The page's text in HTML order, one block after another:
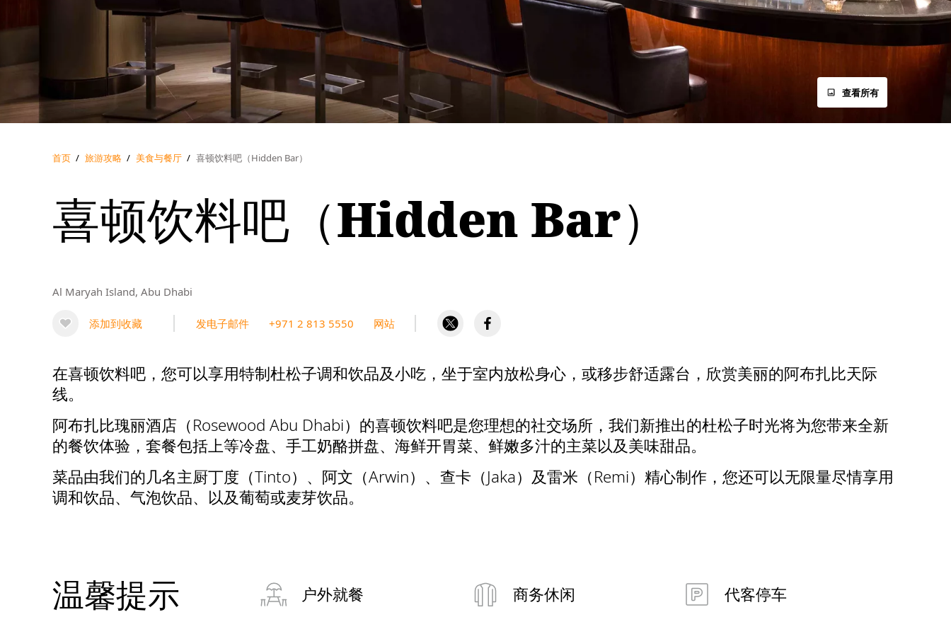
查看所有
首页 / 旅游攻略 / 美食与餐厅 / 喜顿饮料吧（Hidden Bar）
喜顿饮料吧（Hidden Bar）
Al Maryah Island, Abu Dhabi
添加到收藏 发电子邮件 +971 2 813 5550 网站
在喜顿饮料吧，您可以享用特制杜松子调和饮品及小吃，坐于室内放松身心，或移步舒适露台，欣赏美丽的阿布扎比天际
线。
阿布扎比瑰丽酒店（Rosewood Abu Dhabi）的喜顿饮料吧是您理想的社交场所，我们新推出的杜松子时光将为您带来全新
的餐饮体验，套餐包括上等冷盘、手工奶酪拼盘、海鲜开胃菜、鲜嫩多汁的主菜以及美味甜品。
菜品由我们的几名主厨丁度（Tinto）、阿文（Arwin）、查卡（Jaka）及雷米（Remi）精心制作，您还可以无限量尽情享用
调和饮品、气泡饮品、以及葡萄或麦芽饮品。
温馨提示 户外就餐 商务休闲 代客停车